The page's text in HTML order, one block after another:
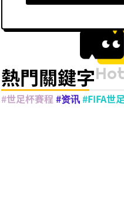
熱門關鍵字
#世足杯賽程 #资讯#FIFA世